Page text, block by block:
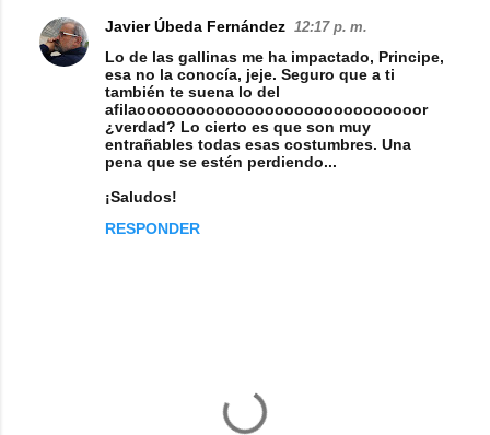
Javier Úbeda Fernández 12:17 p. m.
Lo de las gallinas me ha impactado, Principe,
esa no la conocía, jeje. Seguro que a ti
también te suena lo del
afilaooooooooooooooooooooooooooooor
¿verdad? Lo cierto es que son muy
entrañables todas esas costumbres. Una
pena que se estén perdiendo...
¡Saludos!
RESPONDER